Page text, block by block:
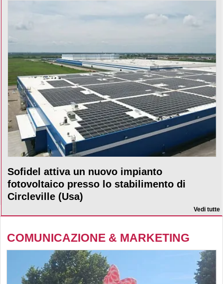
Sofidel attiva un nuovo impianto
fotovoltaico presso lo stabilimento di
Circleville (Usa)
Vedi tutte
COMUNICAZIONE & MARKETING